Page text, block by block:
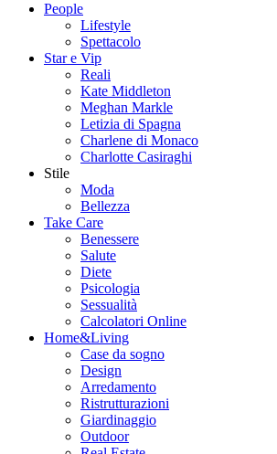
People
Lifestyle
Spettacolo
Star e Vip
Reali
Kate Middleton
Meghan Markle
Letizia di Spagna
Charlene di Monaco
Charlotte Casiraghi
Stile
Moda
Bellezza
Take Care
Benessere
Salute
Diete
Psicologia
Sessualità
Calcolatori Online
Home&Living
Case da sogno
Design
Arredamento
Ristrutturazioni
Giardinaggio
Outdoor